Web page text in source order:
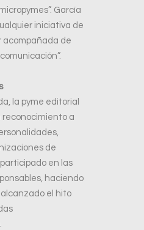
García
iniciativa de
acompañada de
la pyme editorial
a
de
en las
haciendo
alcanzado el hito